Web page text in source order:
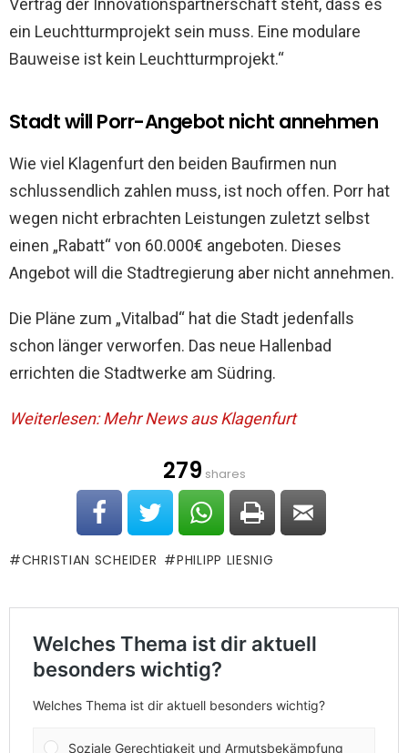
Vertrag der Innovationspartnerschaft steht, dass es
ein Leuchtturmprojekt sein muss. Eine modulare
Bauweise ist kein Leuchtturmprojekt.“
Stadt will Porr-Angebot nicht annehmen
Wie viel Klagenfurt den beiden Baufirmen nun
schlussendlich zahlen muss, ist noch offen. Porr hat
wegen nicht erbrachten Leistungen zuletzt selbst
einen „Rabatt“ von 60.000€ angeboten. Dieses
Angebot will die Stadtregierung aber nicht annehmen.
Die Pläne zum „Vitalbad“ hat die Stadt jedenfalls
schon länger verworfen. Das neue Hallenbad
errichten die Stadtwerke am Südring.
Weiterlesen: Mehr News aus Klagenfurt
279 shares
CHRISTIAN SCHEIDER PHILIPP LIESNIG